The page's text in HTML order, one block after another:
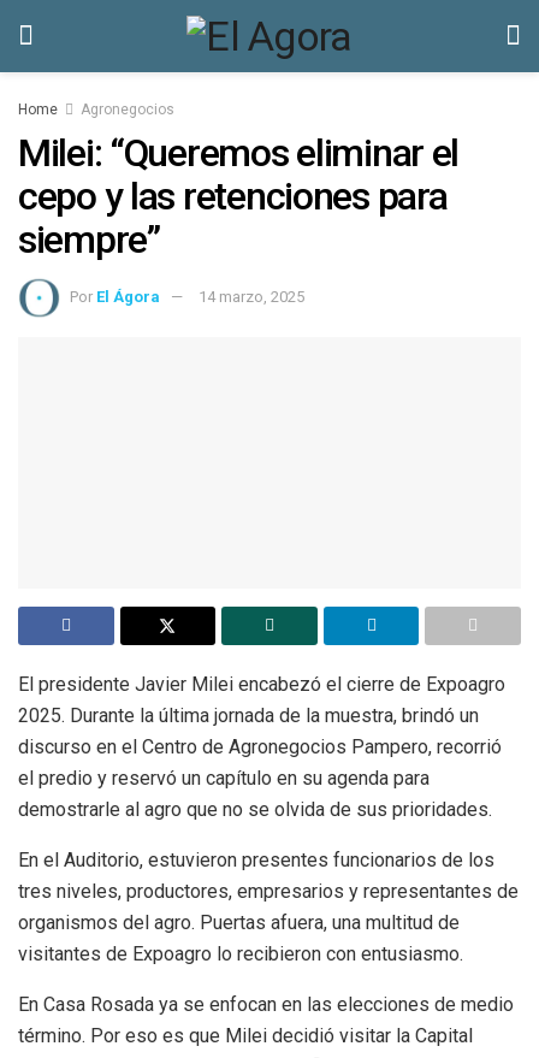
Home Agronegocios
Milei: “Queremos eliminar el
cepo y las retenciones para
siempre”
Por El Ágora 14 marzo, 2025
El presidente Javier Milei encabezó el cierre de Expoagro
2025. Durante la última jornada de la muestra, brindó un
discurso en el Centro de Agronegocios Pampero, recorrió
el predio y reservó un capítulo en su agenda para
demostrarle al agro que no se olvida de sus prioridades.
En el Auditorio, estuvieron presentes funcionarios de los
tres niveles, productores, empresarios y representantes de
organismos del agro. Puertas afuera, una multitud de
visitantes de Expoagro lo recibieron con entusiasmo.
En Casa Rosada ya se enfocan en las elecciones de medio
término. Por eso es que Milei decidió visitar la Capital